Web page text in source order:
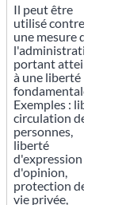
Il peut être
utilisé contre
une mesure de
l'administration
portant atteinte
à une liberté
fondamentale.
Exemples : libre
circulation des
personnes,
liberté
d'expression ou
d'opinion,
protection de la
vie privée,